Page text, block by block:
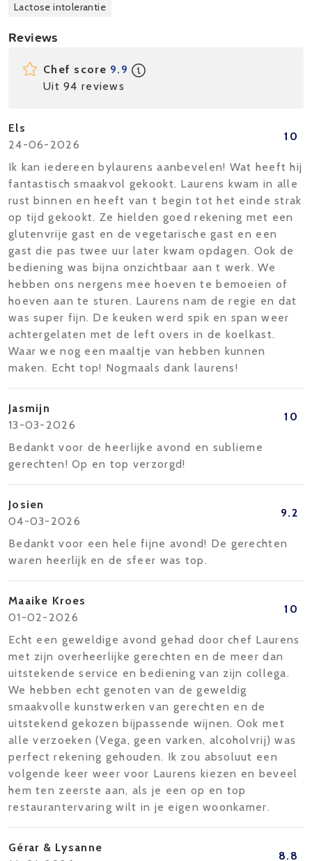
Lactose intolerantie
Reviews
Chef score 9.9
Uit 94 reviews
Els
24-06-2026
10
Ik kan iedereen bylaurens aanbevelen! Wat heeft hij
fantastisch smaakvol gekookt. Laurens kwam in alle
rust binnen en heeft van t begin tot het einde strak
op tijd gekookt. Ze hielden goed rekening met een
glutenvrije gast en de vegetarische gast en een
gast die pas twee uur later kwam opdagen. Ook de
bediening was bijna onzichtbaar aan t werk. We
hebben ons nergens mee hoeven te bemoeien of
hoeven aan te sturen. Laurens nam de regie en dat
was super fijn. De keuken werd spik en span weer
achtergelaten met de left overs in de koelkast.
Waar we nog een maaltje van hebben kunnen
maken. Echt top! Nogmaals dank laurens!
Jasmijn
13-03-2026
10
Bedankt voor de heerlijke avond en sublieme
gerechten! Op en top verzorgd!
Josien
04-03-2026
9.2
Bedankt voor een hele fijne avond! De gerechten
waren heerlijk en de sfeer was top.
Maaike Kroes
01-02-2026
10
Echt een geweldige avond gehad door chef Laurens
met zijn overheerlijke gerechten en de meer dan
uitstekende service en bediening van zijn collega.
We hebben echt genoten van de geweldig
smaakvolle kunstwerken van gerechten en de
uitstekend gekozen bijpassende wijnen. Ook met
alle verzoeken (Vega, geen varken, alcoholvrij) was
perfect rekening gehouden. Ik zou absoluut een
volgende keer weer voor Laurens kiezen en beveel
hem ten zeerste aan, als je een op en top
restaurantervaring wilt in je eigen woonkamer.
Gérar & Lysanne
8.8